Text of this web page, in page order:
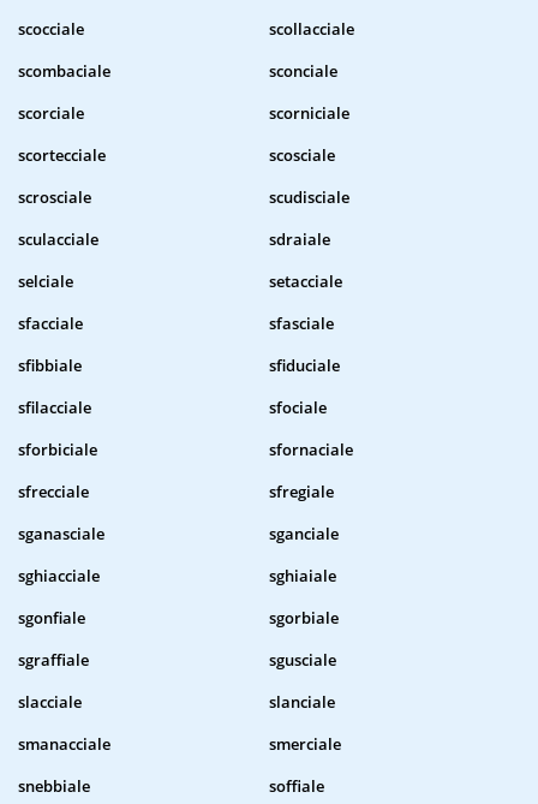
scocciale
scollacciale
scombaciale
sconciale
scorciale
scorniciale
scortecciale
scosciale
scrosciale
scudisciale
sculacciale
sdraiale
selciale
setacciale
sfacciale
sfasciale
sfibbiale
sfiduciale
sfilacciale
sfociale
sforbiciale
sfornaciale
sfrecciale
sfregiale
sganasciale
sganciale
sghiacciale
sghiaiale
sgonfiale
sgorbiale
sgraffiale
sgusciale
slacciale
slanciale
smanacciale
smerciale
snebbiale
soffiale